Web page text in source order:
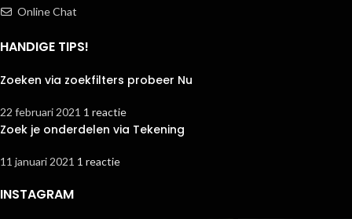
Online Chat
HANDIGE TIPS!
Zoeken via zoekfilters probeer Nu
22 februari 2021 1 reactie
Zoek je onderdelen via Tekening
11 januari 2021 1 reactie
INSTAGRAM